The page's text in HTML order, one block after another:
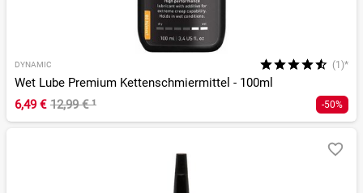
DYNAMIC (1)*
Wet Lube Premium Kettenschmiermittel - 100ml
6,49 € 12,99 €¹ -50%